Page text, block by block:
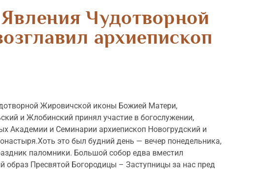
Чудотворной
архиепископ
Жировичской иконы Божией Матери,
и Жлобинский принял участие в богослужении,
Академии и Семинарии архиепископ Новогрудский и
это был будний день — вечер понедельника,
паломники. Большой собор едва вместил
Пресвятой Богородицы – Заступницы за нас пред